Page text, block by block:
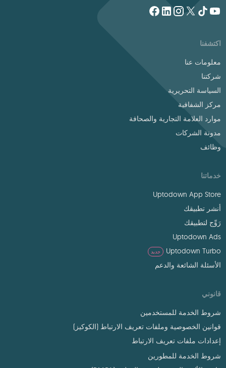
اكتشفنا
معلومات عنا
شركتنا
السياسة التحريرية
مركز الشفافية
موارد العلامة التجارية والصحافة
مدونة الشركات
وظائف
خدماتنا
Uptodown App Store
أنشر تطبيقك
رَوِّج لتطبيقك
Uptodown Ads
Uptodown Turbo
جديد
الأسئلة الشائعة والدعم
قانوني
شروط الخدمة للمستخدمين
قوانين الخصوصية وملفات تعريف الارتباط (الكوكيز)
إعدادات ملفات تعريف الارتباط
شروط الخدمة للمطورين